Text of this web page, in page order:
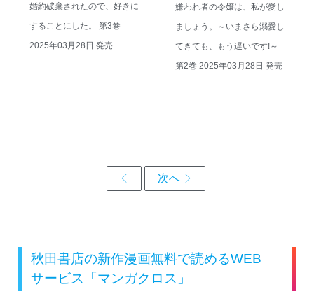
婚約破棄されたので、好きに
することにした。 第3巻
2025年03月28日 発売
嫌われ者の令嬢は、私が愛し
ましょう。～いまさら溺愛し
てきても、もう遅いです!～
第2巻 2025年03月28日 発売
秋田書店の新作漫画無料で読めるWEB
サービス「マンガクロス」